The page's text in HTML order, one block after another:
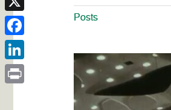
Posts
X
Facebook
LinkedIn